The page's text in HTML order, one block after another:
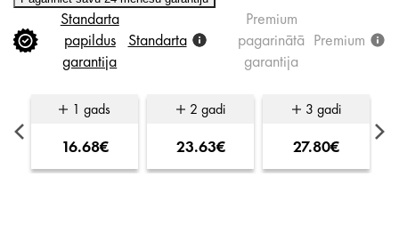
Standarta
papildus
garantija
Standarta
Premium
pagarinātā
garantija
Premium
1 gads
16.68€
2 gadi
23.63€
3 gadi
27.80€